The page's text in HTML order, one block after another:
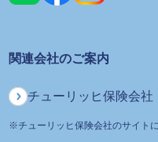
関連会社のご案内
チューリッヒ保険会社
※チューリッヒ保険会社のサイト